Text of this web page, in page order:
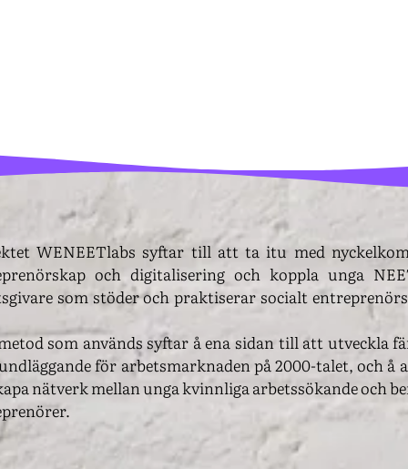
WENEETlabs syftar till att ta itu med
och digitalisering och koppla unga
som stöder och praktiserar socialt
som används syftar å ena sidan till att utveckla
för arbetsmarknaden på 2000-talet, och å
nätverk mellan unga kvinnliga arbetssökande och